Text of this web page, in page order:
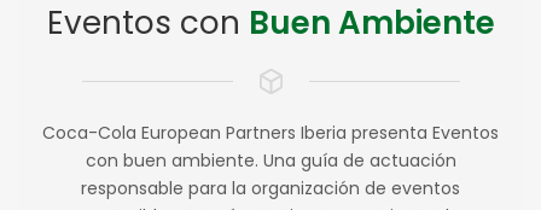
Eventos con Buen Ambiente
Coca-Cola European Partners Iberia presenta Eventos
con buen ambiente. Una guía de actuación
responsable para la organización de eventos